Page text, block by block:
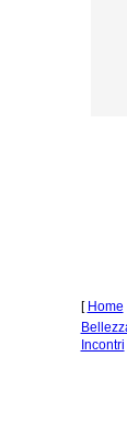
[ Home
Incontri